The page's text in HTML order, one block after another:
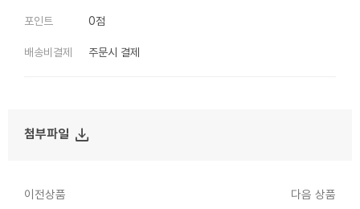
포인트 0점
배송비결제 주문시 결제
첨부파일 file_download
이전상품 다음 상품